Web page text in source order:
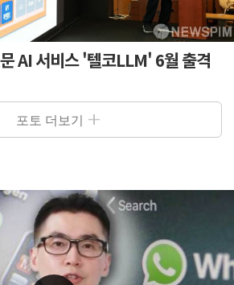
AI 서비스 '텔코LLM' 6월 출격
포토 더보기